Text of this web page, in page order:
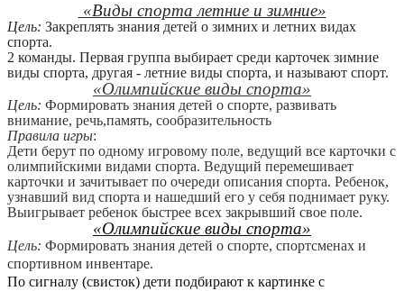
«Виды спорта летние и зимние»
Цель: Закреплять знания детей о зимних и летних видах
спорта.
2 команды. Первая группа выбирает среди карточек зимние
виды спорта, другая - летние виды спорта, и называют спорт.
«Олимпийские виды спорта»
Цель: Формировать знания детей о спорте, развивать
внимание, речь,память, сообразительность
Правила игры:
Дети берут по одному игровому поле, ведущий все карточки с
олимпийскими видами спорта. Ведущий перемешивает
карточки и зачитывает по очереди описания спорта. Ребенок,
узнавший вид спорта и нашедший его у себя поднимает руку.
Выигрывает ребенок быстрее всех закрывший свое поле.
«Олимпийские виды спорта»
Цель: Формировать знания детей о спорте, спортсменах и
спортивном инвентаре.
По сигналу (свисток) дети подбирают к картинке с